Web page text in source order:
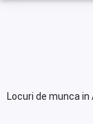
Locuri de munca